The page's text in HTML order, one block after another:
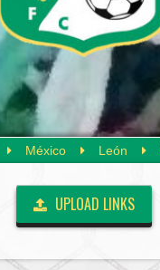
México León
UPLOAD LINKS